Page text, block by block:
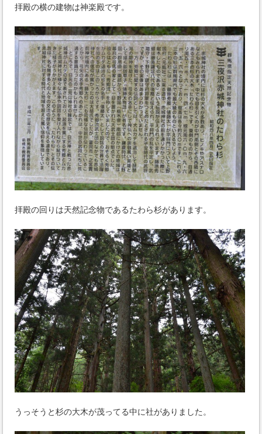
拝殿の横の建物は神楽殿です。
拝殿の回りは天然記念物であるたわら杉があります。
うっそうと杉の大木が茂ってる中に社がありました。